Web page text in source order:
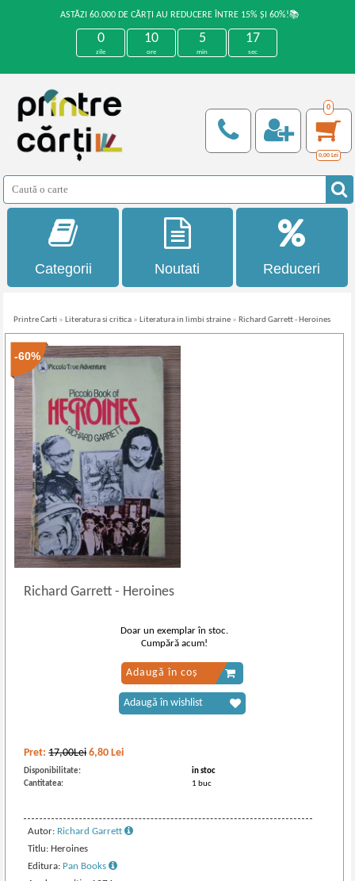
ASTĂZI 60.000 DE CĂRȚI AU REDUCERE ÎNTRE 15% ȘI 60%!📚
0
zile
10
ore
5
min
17
sec
0
0,00 Lei
Categorii Noutati Reduceri
Printre Carti » Literatura si critica » Literatura in limbi straine » Richard Garrett - Heroines
-60%
Richard Garrett- Heroines
Pret:17,00Lei 6,80 Lei
Disponibilitate:
in stoc
Cantitatea:
1 buc
Autor: Richard Garrett
Titlu: Heroines
Editura: Pan Books
Doar un exemplar în stoc.
Cumpără acum!
Adaugă în coș
Adaugă în wishlist